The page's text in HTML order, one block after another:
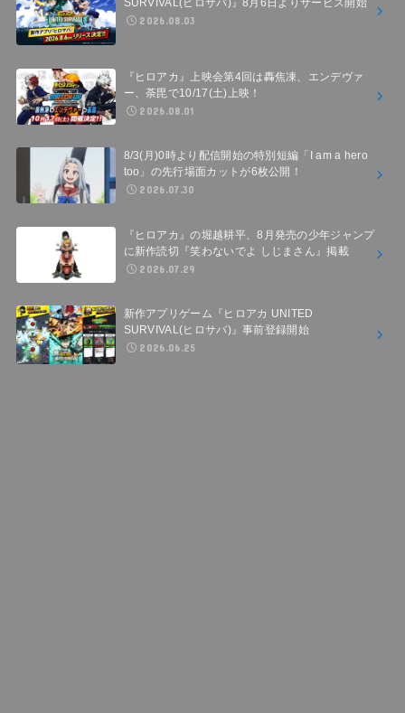
SURVIVAL(ヒロサバ)』8月6日よりサービス開始
2026.08.03
『ヒロアカ』上映会第4回は轟焦凍、エンデヴァ
ー、荼毘で10/17(土)上映！
2026.08.01
8/3(月)0時より配信開始の特別短編「I am a hero
too」の先行場面カットが6枚公開！
2026.07.30
『ヒロアカ』の堀越耕平、8月発売の少年ジャンプ
に新作読切『笑わないでよ しじまさん』掲載
2026.07.29
新作アプリゲーム『ヒロアカ UNITED
SURVIVAL(ヒロサバ)』事前登録開始
2026.06.25